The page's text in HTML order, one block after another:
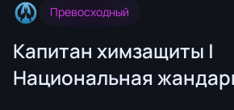
Превосходный
Капитан химзащиты |
Национальная